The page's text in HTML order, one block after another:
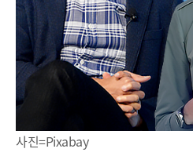
사진=Pixabay